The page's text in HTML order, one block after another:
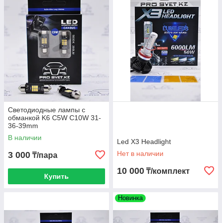
Светодиодные лампы с
обманкой K6 C5W C10W 31-
36-39mm
В наличии
3 000 ₸/пара
Купить
Led X3 Headlight
Нет в наличии
10 000 ₸/комплект
Новинка